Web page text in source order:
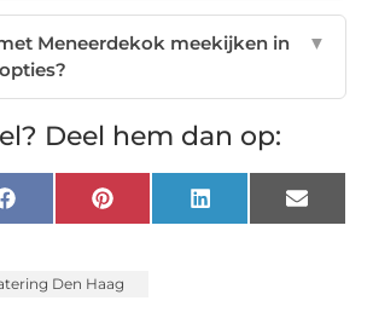
Meneerdekok meekijken in
▼
Deel hem dan op:
FacebookPinterest LinkedIn Email
Den Haag